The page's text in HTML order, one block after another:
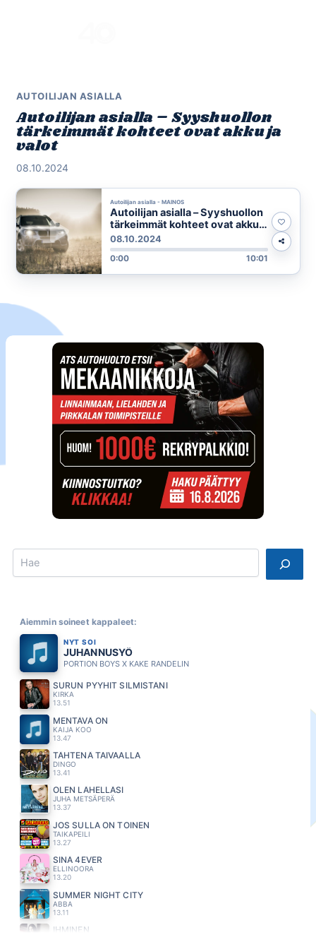
AUTOILIJAN ASIALLA
Autoilijan asialla – Syyshuollon
tärkeimmät kohteet ovat akku ja
valot
08.10.2024
Autoilijan asialla - MAINOS
Autoilijan asialla – Syyshuollon
tärkeimmät kohteet ovat akku
ja valot
08.10.2024
0:00 10:01
Search
Aiemmin soineet kappaleet:
NYT SOI
JUHANNUSYÖ
PORTION BOYS X KAKE RANDELIN
SURUN PYYHIT SILMISTÄNI
KIRKA
13.51
MENTÄVÄ ON
KAIJA KOO
13.47
TÄHTENÄ TAIVAALLA
DINGO
13.41
OLEN LÄHELLÄSI
JUHA METSÄPERÄ
13.37
JOS SULLA ON TOINEN
TAIKAPEILI
13.27
SINÄ 4EVER
ELLINOORA
13.20
SUMMER NIGHT CITY
ABBA
13.11
IHMINEN